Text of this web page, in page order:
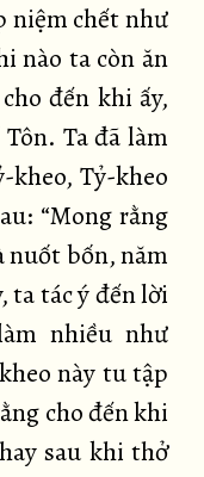
niệm chết như
nào ta còn ăn
đến khi ấy,
Ta đã làm
kheo, Tỷ-kheo
“Mong rằng
nuốt bốn, năm
ta tác ý đến lời
nhiều như
này tu tập
cho đến khi
sau khi thở